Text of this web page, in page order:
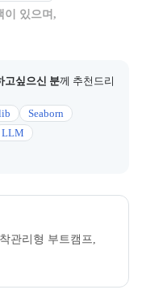
이 있으며,
고싶으신 분께 추천드리
Seaborn
LLM
하는 회사의 정보를 카드
관리형 부트캠프,
공한다.